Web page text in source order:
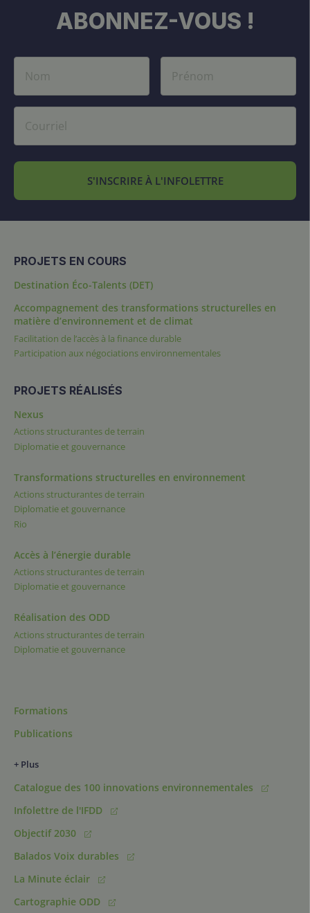
ABONNEZ-VOUS !
S'INSCRIRE À L'INFOLETTRE
PROJETS EN COURS
Destination Éco-Talents (DET)
Accompagnement des transformations structurelles en
matière d’environnement et de climat
Facilitation de l’accès à la finance durable
Participation aux négociations environnementales
PROJETS RÉALISÉS
Nexus
Actions structurantes de terrain
Diplomatie et gouvernance
Transformations structurelles en environnement
Actions structurantes de terrain
Diplomatie et gouvernance
Rio
Accès à l’énergie durable
Actions structurantes de terrain
Diplomatie et gouvernance
Réalisation des ODD
Actions structurantes de terrain
Diplomatie et gouvernance
Formations
Publications
+ Plus
Catalogue des 100 innovations environnementales
Infolettre de l'IFDD
Objectif 2030
Balados Voix durables
La Minute éclair
Cartographie ODD